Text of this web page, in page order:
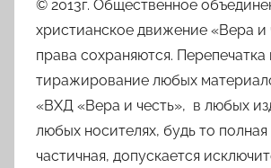
© 2013г. Общественное
христианское движение «Вера и
права сохраняются. Перепечатка
тиражирование любых
«ВХД «Вера и честь», в любых
любых носителях, будь то полная
частичная, допускается